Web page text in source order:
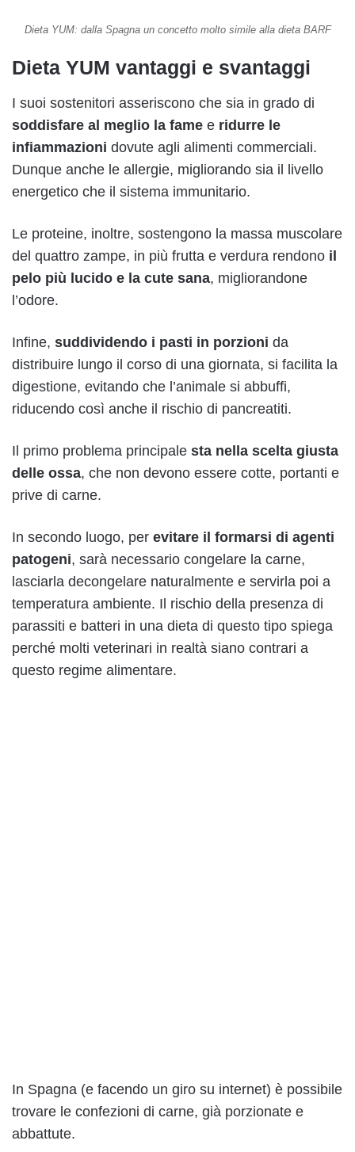
Dieta YUM: dalla Spagna un concetto molto simile alla dieta BARF
Dieta YUM vantaggi e svantaggi
I suoi sostenitori asseriscono che sia in grado di
soddisfare al meglio la fame e ridurre le
infiammazioni dovute agli alimenti commerciali.
Dunque anche le allergie, migliorando sia il livello
energetico che il sistema immunitario.
Le proteine, inoltre, sostengono la massa muscolare
del quattro zampe, in più frutta e verdura rendono il
pelo più lucido e la cute sana, migliorandone
l’odore.
Infine, suddividendo i pasti in porzioni da
distribuire lungo il corso di una giornata, si facilita la
digestione, evitando che l’animale si abbuffi,
riducendo così anche il rischio di pancreatiti.
Il primo problema principale sta nella scelta giusta
delle ossa, che non devono essere cotte, portanti e
prive di carne.
In secondo luogo, per evitare il formarsi di agenti
patogeni, sarà necessario congelare la carne,
lasciarla decongelare naturalmente e servirla poi a
temperatura ambiente. Il rischio della presenza di
parassiti e batteri in una dieta di questo tipo spiega
perché molti veterinari in realtà siano contrari a
questo regime alimentare.
In Spagna (e facendo un giro su internet) è possibile
trovare le confezioni di carne, già porzionate e
abbattute.